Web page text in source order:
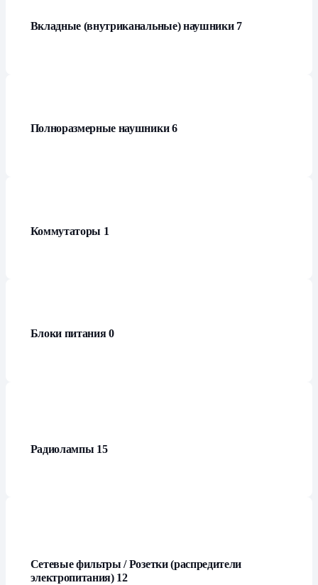
Вкладные (внутриканальные) наушники 7
Полноразмерные наушники6
Коммутаторы 1
Блоки питания0
Радиолампы 15
Сетевые фильтры / Розетки (распредители
электропитания) 12